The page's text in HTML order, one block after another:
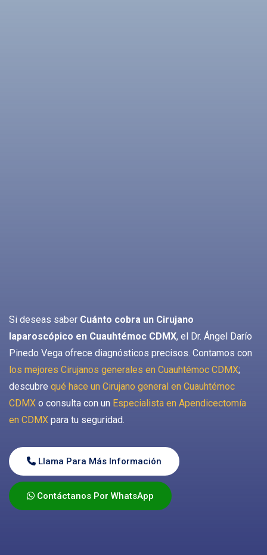
Si deseas saber Cuánto cobra un Cirujano
laparoscópico en Cuauhtémoc CDMX, el Dr. Ángel Darío
Pinedo Vega ofrece diagnósticos precisos. Contamos con
los mejores Cirujanos generales en Cuauhtémoc CDMX;
descubre qué hace un Cirujano general en Cuauhtémoc
CDMX o consulta con un Especialista en Apendicectomía
en CDMX para tu seguridad.
Llama Para Más Información
Contáctanos Por WhatsApp